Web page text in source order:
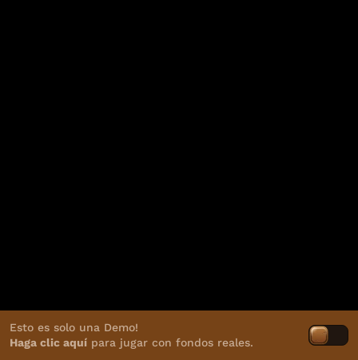
Esto es solo una Demo!
Haga clic aquí para jugar con fondos reales.